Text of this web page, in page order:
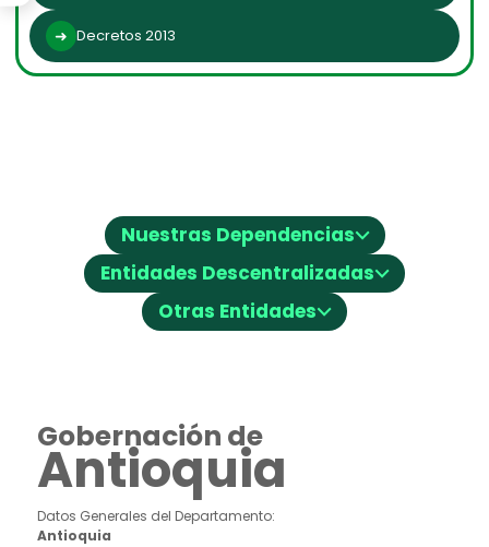
Decretos 2013
Nuestras Dependencias⌵
Entidades Descentralizadas⌵
Otras Entidades⌵
Gobernación de
Antioquia
Datos Generales del Departamento:
Antioquia